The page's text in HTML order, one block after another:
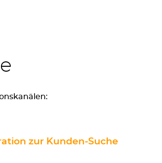
zur Kunden-Suche